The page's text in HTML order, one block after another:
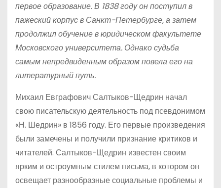
первое образование. В 1838 году он поступил в
пажеский корпус в Санкт-Петербурге, а затем
продолжил обучение в юридическом факультете
Московского университета. Однако судьба
самым непредвиденным образом повела его на
литературный путь.
Михаил Евграфович Салтыков-Щедрин начал
свою писательскую деятельность под псевдонимом
«Н. Шедрин» в 1856 году. Его первые произведения
были замечены и получили признание критиков и
читателей. Салтыков-Щедрин известен своим
ярким и остроумным стилем письма, в котором он
освещает разнообразные социальные проблемы и